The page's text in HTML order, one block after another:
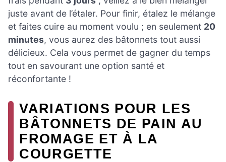
juste avant de l’étaler. Pour finir, étalez le mélange
et faites cuire au moment voulu ; en seulement 20
minutes, vous aurez des bâtonnets tout aussi
délicieux. Cela vous permet de gagner du temps
tout en savourant une option santé et
réconfortante !
VARIATIONS POUR LES
BÂTONNETS DE PAIN AU
FROMAGE ET À LA
COURGETTE